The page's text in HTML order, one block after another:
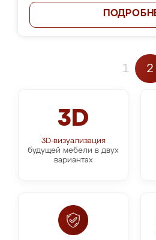
1 2
3D
3D-визуализация
будущей мебели в двух
вариантах